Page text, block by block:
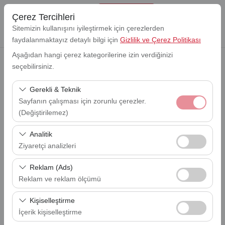
Çerez Tercihleri
Sitemizin kullanışını iyileştirmek için çerezlerden
faydalanmaktayız detaylı bilgi için Gizlilik ve Çerez Politikası
Aşağıdan hangi çerez kategorilerine izin verdiğinizi
seçebilirsiniz.
Gerekli & Teknik
Sayfanın çalışması için zorunlu çerezler.
(Değiştirilemez)
Bu çerezler sitenin doğru şekilde çalışması, güvenlik,
oturum yönetimi ve temel işlevler için gereklidir. Devre
dışı bırakılamaz.
Analitik
Ziyaretçi analizleri
Bu çerezler, sitemizin nasıl kullanıldığını (ziyaretçi sayısı,
en çok ziyaret edilen sayfalar, kullanıcı davranışları)
analiz etmemizi sağlar. Bu veriler, web sitesi
performansını ölçmek ve kullanıcı deneyimini sürekli
iyileştirmek için kullanılır.
Reklam (Ads)
Reklam ve reklam ölçümü
Bu çerezler, size ilgi alanlarınıza uygun kişiselleştirilmiş
reklamlar göstermemize ve reklam kampanyalarımızın
etkinliğini (gösterim sayısı, tıklama oranı) ölçmemize
Kişiselleştirme
İçerik kişiselleştirme
Lefkoşa Ercan Havalimanı (ECN)
Bırakış Lokasyon
Lefkoşa Ercan Havalimanı (ECN)
Alış Tarihi
Bırakış Tarihi
EN UYGUN ARACI BUL